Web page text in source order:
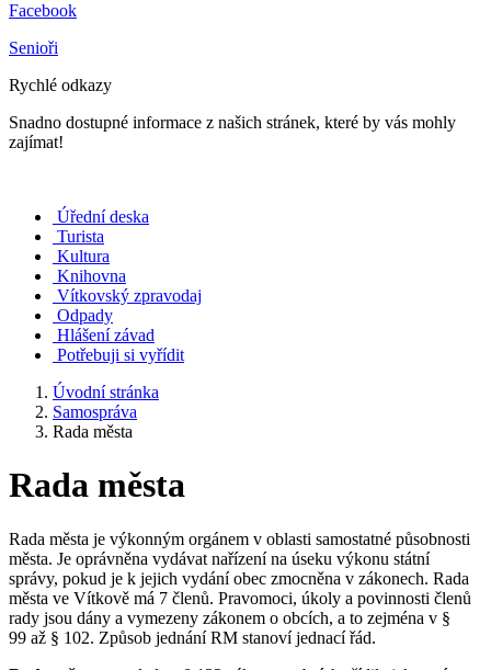
Facebook
Senioři
Rychlé odkazy
Snadno dostupné informace z našich stránek, které by vás mohly
zajímat!
Úřední deska
Turista
Kultura
Knihovna
Vítkovský zpravodaj
Odpady
Hlášení závad
Potřebuji si vyřídit
Úvodní stránka
Samospráva
Rada města
Rada města
Rada města je výkonným orgánem v oblasti samostatné působnosti
města. Je oprávněna vydávat nařízení na úseku výkonu státní
správy, pokud je k jejich vydání obec zmocněna v zákonech. Rada
města ve Vítkově má 7 členů. Pravomoci, úkoly a povinnosti členů
rady jsou dány a vymezeny zákonem o obcích, a to zejména v §
99 až § 102. Způsob jednání RM stanoví jednací řád.